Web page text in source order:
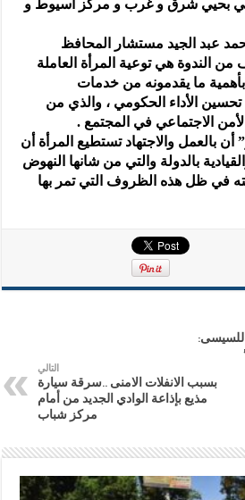
بحيي شرق و غرب و مركز أسيوط و
عبد الجيد مستشار المحافظ
من الندوة هي توعية المرأة العاملة
ما يقدمونه من خدمات
الأداء الحكومي ، والذي من
الاجتماعي في المجتمع .
بالعمل والاجتهاد تستطيع المرأة أن
بالدولة والتي من شانها النهوض
في ظل هذه الظروف التي تمر بها
للسيسى:
التالي
بسبب الانفلات الامنى ..سرقة سيارة
مذيع بإذاعة الوادي الجديد من أمام
مركز شباب‎